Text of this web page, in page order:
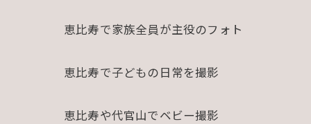
恵比寿で家族全員が主役のフォト
恵比寿で子どもの日常を撮影
恵比寿や代官山でベビー撮影